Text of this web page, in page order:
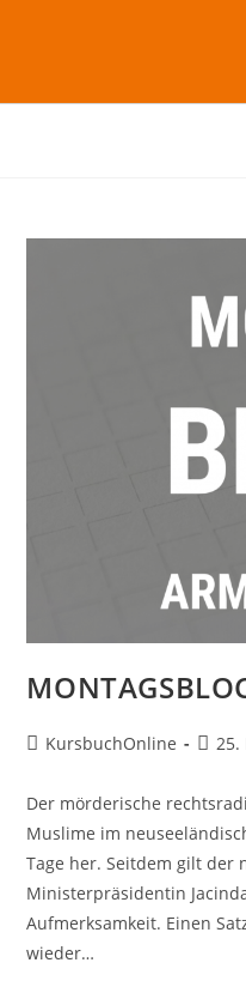
KursbuchOnline 25.
Der mörderische
Muslime im
Tage her. Seitdem gilt der
Ministerpräsidentin
Aufmerksamkeit. Einen
wieder…